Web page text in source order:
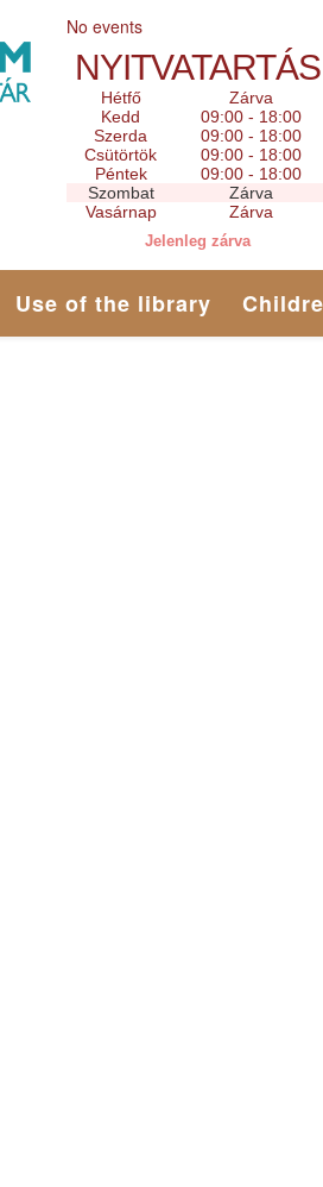
No events
NYITVATARTÁS
Hétfő
Zárva
Kedd
09:00 - 18:00
Szerda
09:00 - 18:00
Csütörtök
09:00 - 18:00
Péntek
09:00 - 18:00
Szombat
Zárva
Vasárnap
Zárva
Jelenleg zárva
Use of the library